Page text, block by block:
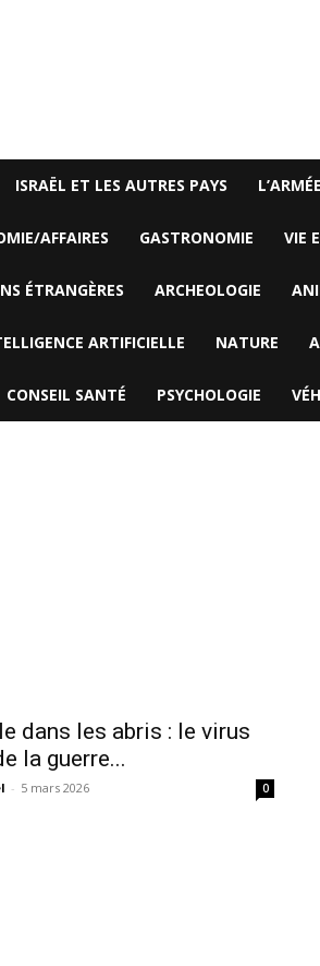
ISRAËL ET LES AUTRES PAYS L’ARMÉE
AFFAIRES GASTRONOMIE VIE
ÉTRANGÈRES ARCHEOLOGIE
ARTIFICIELLE NATURE
CONSEIL SANTÉ PSYCHOLOGIE
dans les abris : le virus
la guerre...
- 5 mars 2026 0